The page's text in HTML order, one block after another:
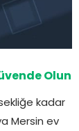
Olun
kadar
Mersin ev